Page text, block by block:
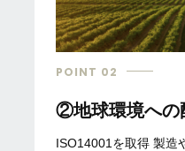
POINT 02
②地球環境への
ISO14001を取得 製造